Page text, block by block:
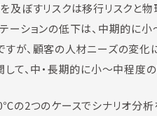
及ぼすリスクは移行リスクと
ーションの低下は、中期的に
が、顧客の人材ニーズの変化
して、中・長期的に小～中程度
の2つのケースでシナリオ分析